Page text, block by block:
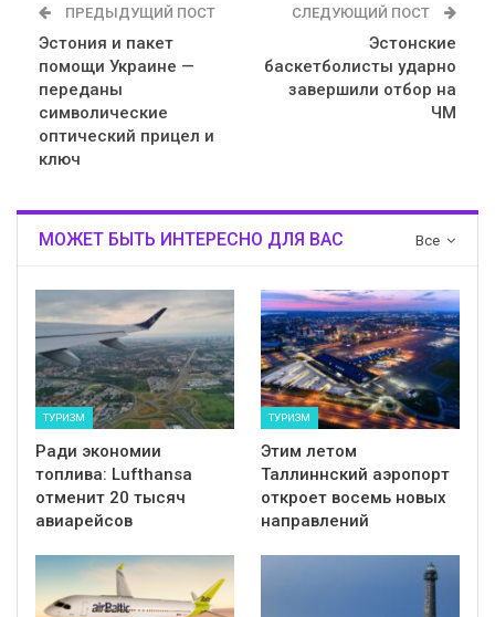
ПРЕДЫДУЩИЙ ПОСТ
Эстония и пакет
помощи Украине —
переданы
символические
оптический прицел и
ключ
СЛЕДУЮЩИЙ ПОСТ
Эстонские
баскетболисты ударно
завершили отбор на
ЧМ
Все
МОЖЕТ БЫТЬ ИНТЕРЕСНО ДЛЯ ВАС
ТУРИЗМ
Ради экономии
топлива: Lufthansa
отменит 20 тысяч
авиарейсов
ТУРИЗМ
Этим летом
Таллиннский аэропорт
откроет восемь новых
направлений